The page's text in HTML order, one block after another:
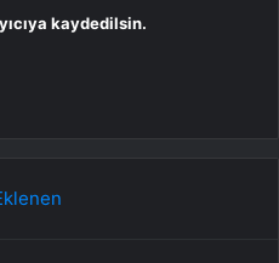
kaydedilsin.